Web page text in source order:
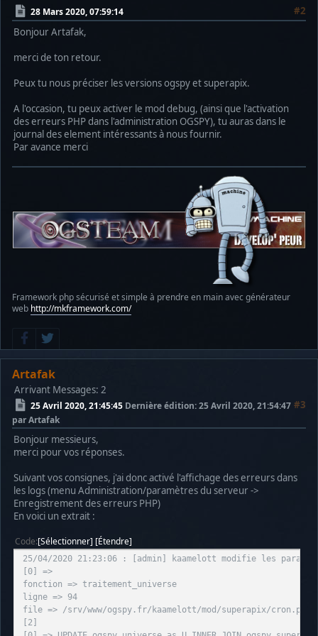
28 Mars 2020, 07:59:14
#2
Bonjour Artafak,
merci de ton retour.
Peux tu nous préciser les versions ogspy et superapix.
A l'occasion, tu peux activer le mod debug, (ainsi que l'activation
des erreurs PHP dans l'administration OGSPY), tu auras dans le
journal des element intéressants à nous fournir.
Par avance merci
Framework php sécurisé et simple à prendre en main avec générateur
web http://mkframework.com/
Artafak
Arrivant Messages: 2
25 Avril 2020, 21:45:45 #3
Dernière édition: 25 Avril 2020, 21:54:47
par Artafak
Bonjour messieurs,
merci pour vos réponses.
Suivant vos consignes, j'ai donc activé l'affichage des erreurs dans
les logs (menu Administration/paramètres du serveur ->
Enregistrement des erreurs PHP)
En voici un extrait :
Code Sélectionner Étendre
25/04/2020 21:23:06 : [admin] kaamelott modifie les
[0] =>
fonction => traitement_universe
ligne => 94
file => /srv/www/ogspy.fr/kaamelott/mod/superapix/cron.php
[2]